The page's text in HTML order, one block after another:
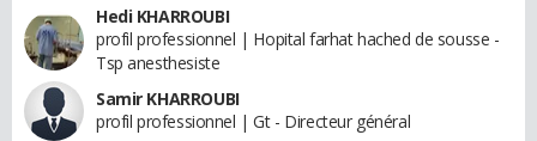
Hedi KHARROUBI
profil professionnel | Hopital farhat hached de sousse -
Tsp anesthesiste
Samir KHARROUBI
profil professionnel | Gt - Directeur général